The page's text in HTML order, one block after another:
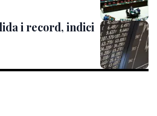
i record, indici